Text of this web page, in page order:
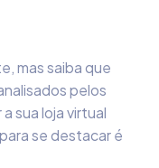
mas saiba que
pelos
sua loja virtual
se destacar é